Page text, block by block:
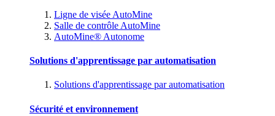
Ligne de visée AutoMine
Salle de contrôle AutoMine
AutoMine® Autonome
Solutions d'apprentissage par automatisation
Solutions d'apprentissage par automatisation
Sécurité et environnement